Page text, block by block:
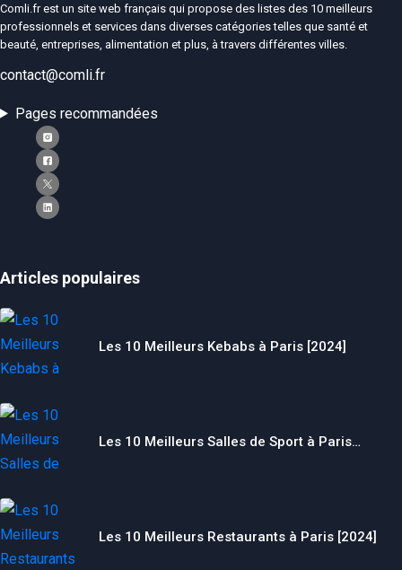
Comli.fr est un site web français qui propose des listes des 10 meilleurs
professionnels et services dans diverses catégories telles que santé et
beauté, entreprises, alimentation et plus, à travers différentes villes.
contact@comli.fr
Pages recommandées
Articles populaires
Les 10 Meilleurs Kebabs à Paris [2024]
Les 10 Meilleurs Salles de Sport à Paris…
Les 10 Meilleurs Restaurants à Paris [2024]